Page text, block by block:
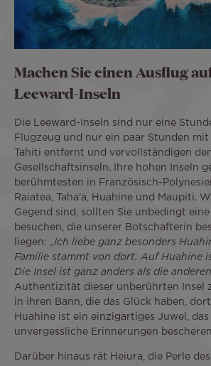
Machen Sie einen Ausflug
Leeward-Inseln
Die Leeward-Inseln sind nur eine
Flugzeug und nur ein paar Stunden
Tahiti entfernt und vervollständigen
Gesellschaftsinseln. Ihre hohen Inseln
berühmtesten in Französisch-
Raiatea, Taha'a, Huahine und Maupiti.
Gegend sind, sollten Sie unbedingt
besuchen, die unserer Botschafterin
liegen: „Ich liebe ganz besonders
Familie stammt von dort. Auf Huahine
Die Insel ist ganz anders als die anderen
Authentizität dieser unberührten Insel
in ihren Bann, die das Glück haben,
Huahine ist ein einzigartiges Juwel,
unvergessliche Erinnerungen
Darüber hinaus rät Heiura, die Perle